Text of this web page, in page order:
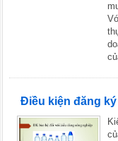
Điều kiện đăng